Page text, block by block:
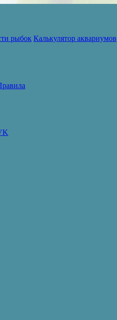
рыбок Калькулятор аквариумов